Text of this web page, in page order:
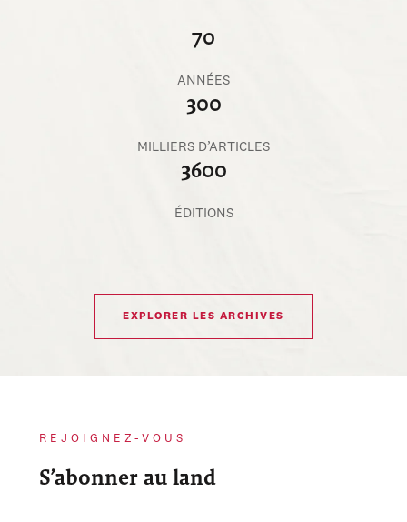
70
ANNÉES
300
MILLIERS D’ARTICLES
3600
ÉDITIONS
EXPLORER LES ARCHIVES
REJOIGNEZ-VOUS
S’abonner au land